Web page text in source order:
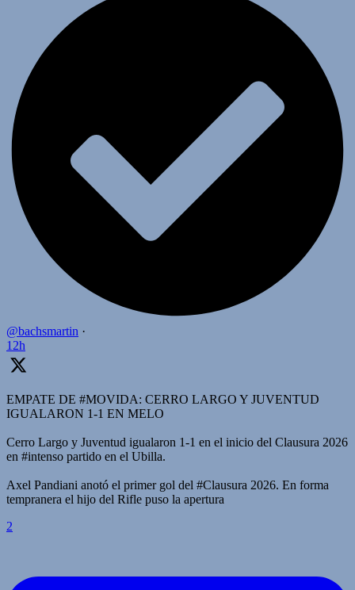
@bachsmartin ·
12h
EMPATE DE #MOVIDA: CERRO LARGO Y JUVENTUD
IGUALARON 1-1 EN MELO
Cerro Largo y Juventud igualaron 1-1 en el inicio del Clausura 2026
en #intenso partido en el Ubilla.
Axel Pandiani anotó el primer gol del #Clausura 2026. En forma
tempranera el hijo del Rifle puso la apertura
2